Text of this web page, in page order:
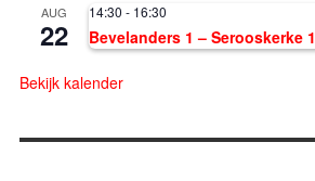
AUG
22
14:30 - 16:30
Bevelanders 1 – Serooskerke 1
Bekijk kalender